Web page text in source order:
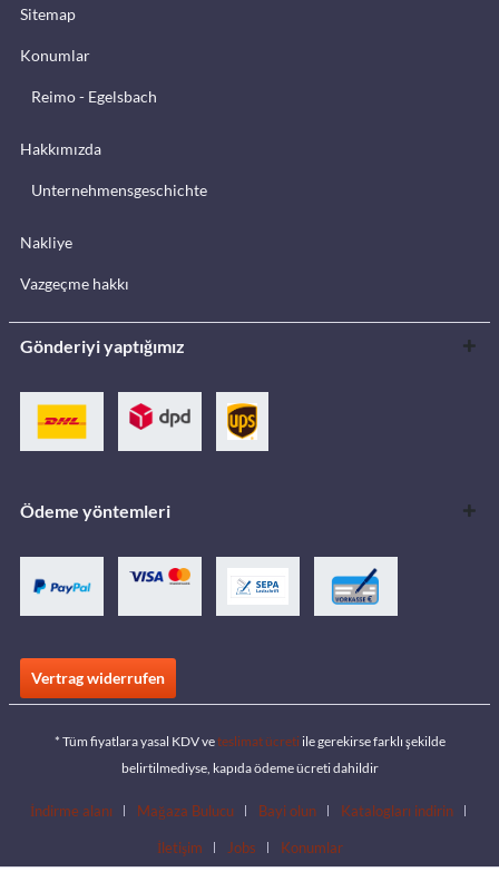
Sitemap
Konumlar
Reimo - Egelsbach
Hakkımızda
Unternehmensgeschichte
Nakliye
Vazgeçme hakkı
Gönderiyi yaptığımız
Ödeme yöntemleri
Vertrag widerrufen
* Tüm fiyatlara yasal KDV veteslimat ücreti ile gerekirse farklı şekilde
belirtilmediyse, kapıda ödeme ücreti dahildir
İndirme alanı Mağaza Bulucu Bayi olun Katalogları indirin
İletişim Jobs Konumlar